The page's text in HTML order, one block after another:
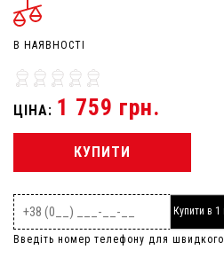
В НАЯВНОСТІ
ЦІНА: 1 759 грн.
КУПИТИ
Купити в 1
Введіть номер телефону для